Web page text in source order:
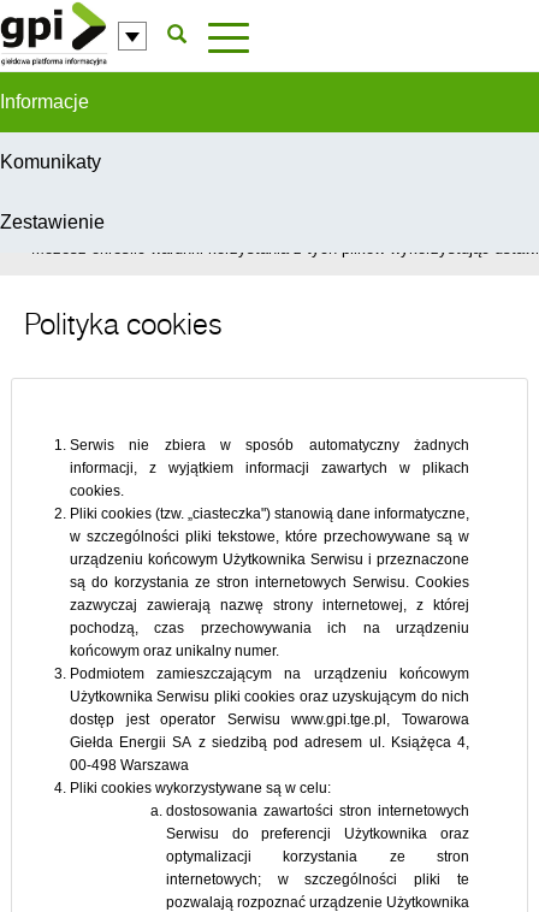
Przejdź do komentarzy
Informacje
Komunikaty
Zestawienie
W celu świadczenia usług na najwyższym poziomie, serwis GPI
Możesz określić warunki korzystania z tych plików wykorzystując
Polityka cookies
Serwis nie zbiera w sposób automatyczny żadnych
informacji, z wyjątkiem informacji zawartych w plikach
cookies.
Pliki cookies (tzw. „ciasteczka") stanowią dane informatyczne,
w szczególności pliki tekstowe, które przechowywane są w
urządzeniu końcowym Użytkownika Serwisu i przeznaczone
są do korzystania ze stron internetowych Serwisu. Cookies
zazwyczaj zawierają nazwę strony internetowej, z której
pochodzą, czas przechowywania ich na urządzeniu
końcowym oraz unikalny numer.
Podmiotem zamieszczającym na urządzeniu końcowym
Użytkownika Serwisu pliki cookies oraz uzyskującym do nich
dostęp jest operator Serwisu www.gpi.tge.pl, Towarowa
Giełda Energii SA z siedzibą pod adresem ul. Książęca 4,
00-498 Warszawa
Pliki cookies wykorzystywane są w celu:
dostosowania zawartości stron internetowych
Serwisu do preferencji Użytkownika oraz
optymalizacji korzystania ze stron
internetowych; w szczególności pliki te
pozwalają rozpoznać urządzenie Użytkownika